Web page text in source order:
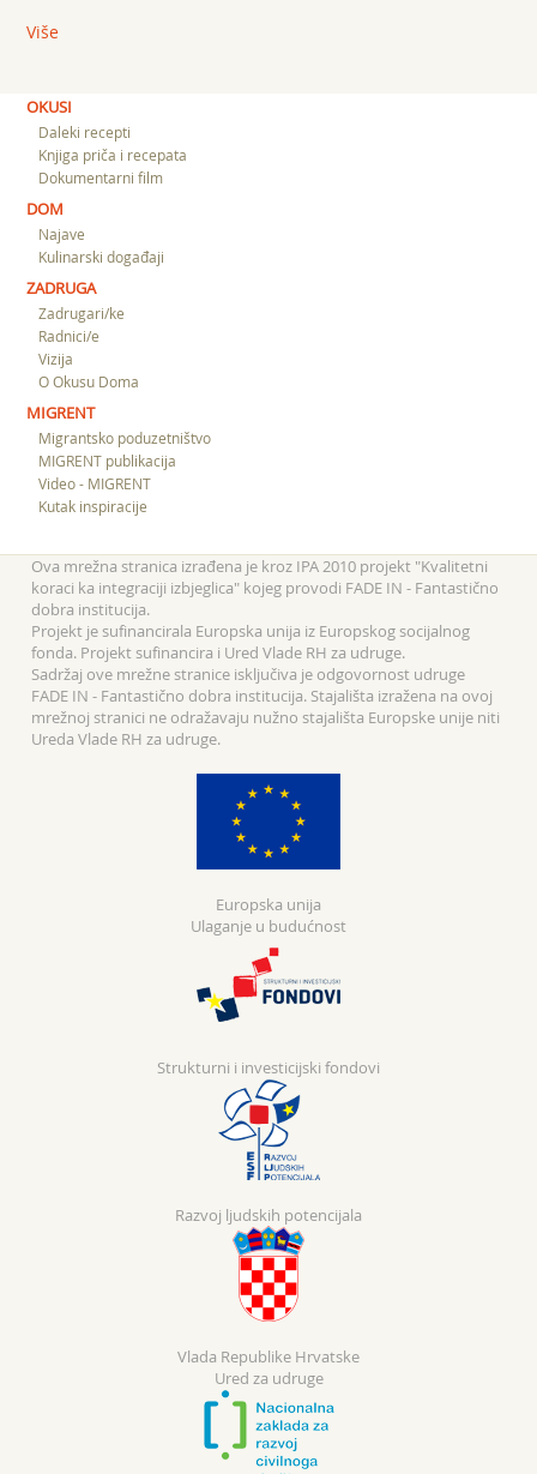
Više
OKUSI
Daleki recepti
Knjiga priča i recepata
Dokumentarni film
DOM
Najave
Kulinarski događaji
ZADRUGA
Zadrugari/ke
Radnici/e
Vizija
O Okusu Doma
MIGRENT
Migrantsko poduzetništvo
MIGRENT publikacija
Video - MIGRENT
Kutak inspiracije
Ova mrežna stranica izrađena je kroz IPA 2010 projekt "Kvalitetni
koraci ka integraciji izbjeglica" kojeg provodi FADE IN - Fantastično
dobra institucija.
Projekt je sufinancirala Europska unija iz Europskog socijalnog
fonda. Projekt sufinancira i Ured Vlade RH za udruge.
Sadržaj ove mrežne stranice isključiva je odgovornost udruge
FADE IN - Fantastično dobra institucija. Stajališta izražena na ovoj
mrežnoj stranici ne odražavaju nužno stajališta Europske unije niti
Ureda Vlade RH za udruge.
Europska unija
Ulaganje u budućnost
Strukturni i investicijski fondovi
Razvoj ljudskih potencijala
Vlada Republike Hrvatske
Ured za udruge